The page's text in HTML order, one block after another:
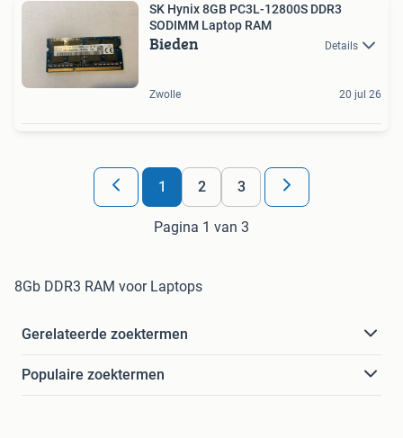
SK Hynix 8GB PC3L-12800S DDR3
SODIMM Laptop RAM
Bieden Details
Zwolle 20 jul 26
1 2 3
Pagina 1 van 3
8Gb DDR3 RAM voor Laptops
Gerelateerde zoektermen
Populaire zoektermen